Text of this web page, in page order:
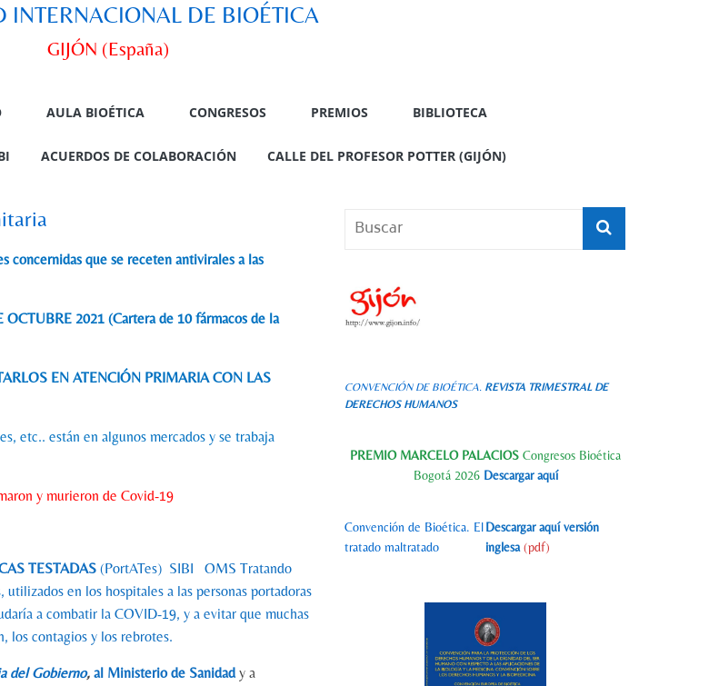
INTERNACIONAL DE BIOÉTICA
GIJÓN (España)
AULA BIOÉTICA CONGRESOS PREMIOS BIBLIOTECA
ACUERDOS DE COLABORACIÓN CALLE DEL PROFESOR POTTER (GIJÓN)
concernidas que se receten antivirales a las
2021 (Cartera de 10 fármacos de la
EN ATENCIÓN PRIMARIA CON LAS
etc.. están en algunos mercados y se trabaja
y murieron de Covid-19
TESTADAS (PortATes) SIBI OMS Tratando
en los hospitales a las personas portadoras
a combatir la COVID-19, y a evitar que muchas
los contagios y los rebrotes.
del Gobierno, al Ministerio de Sanidady a
CONVENCIÓN DE BIOÉTICA. REVISTA TRIMESTRAL DE
DERECHOS HUMANOS
PREMIO MARCELO PALACIOS Congresos Bioética
Bogotá 2026 Descargar aquí
Convención de Bioética. El
tratado maltratado
Descargar aquí versión
inglesa (pdf)